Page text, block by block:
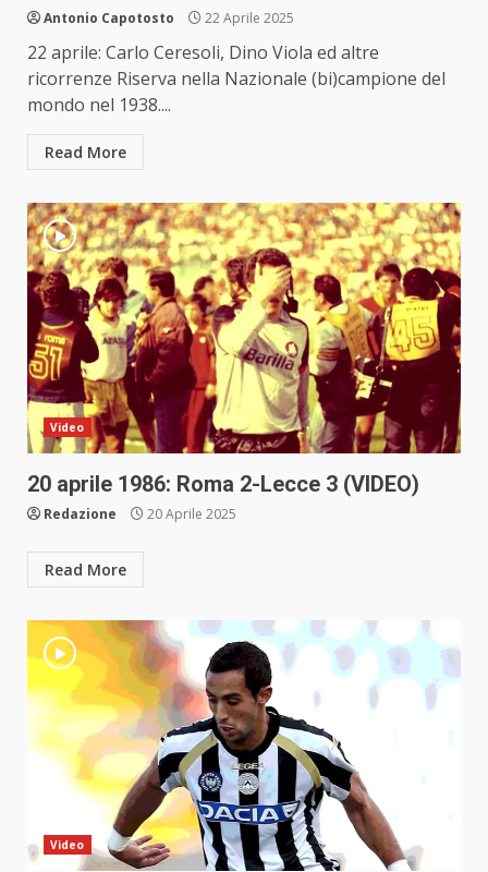
Antonio Capotosto 22 Aprile 2025
22 aprile: Carlo Ceresoli, Dino Viola ed altre
ricorrenze Riserva nella Nazionale (bi)campione del
mondo nel 1938....
Read More
Video
20 aprile 1986: Roma 2-Lecce 3 (VIDEO)
Redazione 20 Aprile 2025
Read More
Video